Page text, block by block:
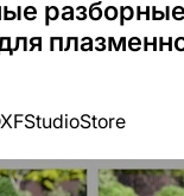
разборные